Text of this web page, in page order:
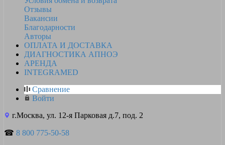
Отзывы
Вакансии
Благодарности
Авторы
ОПЛАТА И ДОСТАВКА
ДИАГНОСТИКА АПНОЭ
АРЕНДА
INTEGRAMED
Сравнение
Войти
г.Москва, ул. 12-я Парковая д.7, под. 2
☎ 8 800 775-50-58